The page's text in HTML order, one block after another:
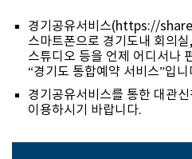
경기공유서비스(https://
스마트폰으로 경기도내 회의
스튜디오 등을 언제 어디서나
“경기도 통합예약 서비스”입니
경기공유서비스를 통한 대관
이용하시기 바랍니다.